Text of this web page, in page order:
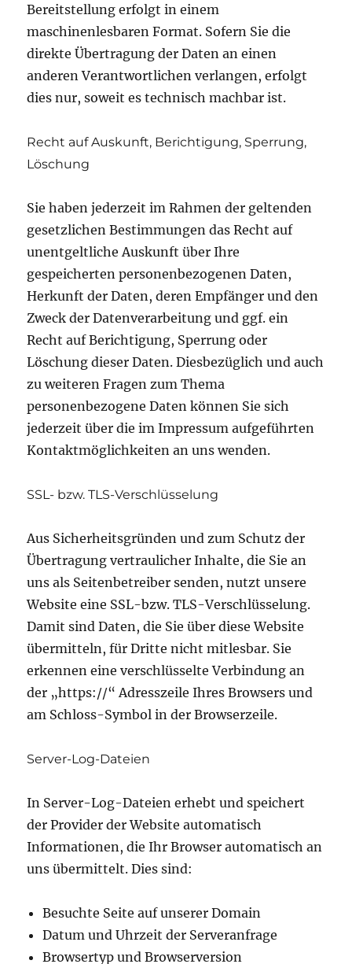
Bereitstellung erfolgt in einem
maschinenlesbaren Format. Sofern Sie die
direkte Übertragung der Daten an einen
anderen Verantwortlichen verlangen, erfolgt
dies nur, soweit es technisch machbar ist.
Recht auf Auskunft, Berichtigung, Sperrung,
Löschung
Sie haben jederzeit im Rahmen der geltenden
gesetzlichen Bestimmungen das Recht auf
unentgeltliche Auskunft über Ihre
gespeicherten personenbezogenen Daten,
Herkunft der Daten, deren Empfänger und den
Zweck der Datenverarbeitung und ggf. ein
Recht auf Berichtigung, Sperrung oder
Löschung dieser Daten. Diesbezüglich und auch
zu weiteren Fragen zum Thema
personenbezogene Daten können Sie sich
jederzeit über die im Impressum aufgeführten
Kontaktmöglichkeiten an uns wenden.
SSL- bzw. TLS-Verschlüsselung
Aus Sicherheitsgründen und zum Schutz der
Übertragung vertraulicher Inhalte, die Sie an
uns als Seitenbetreiber senden, nutzt unsere
Website eine SSL-bzw. TLS-Verschlüsselung.
Damit sind Daten, die Sie über diese Website
übermitteln, für Dritte nicht mitlesbar. Sie
erkennen eine verschlüsselte Verbindung an
der „https://“ Adresszeile Ihres Browsers und
am Schloss-Symbol in der Browserzeile.
Server-Log-Dateien
In Server-Log-Dateien erhebt und speichert
der Provider der Website automatisch
Informationen, die Ihr Browser automatisch an
uns übermittelt. Dies sind:
Besuchte Seite auf unserer Domain
Datum und Uhrzeit der Serveranfrage
Browsertyp und Browserversion